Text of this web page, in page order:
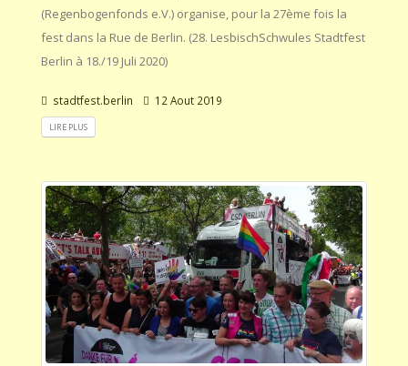
(Regenbogenfonds e.V.) organise, pour la 27ème fois la
fest dans la Rue de Berlin. (28. LesbischSchwules Stadtfest
Berlin à 18./19 Juli 2020)
stadtfest.berlin 12 Aout 2019
LIRE PLUS